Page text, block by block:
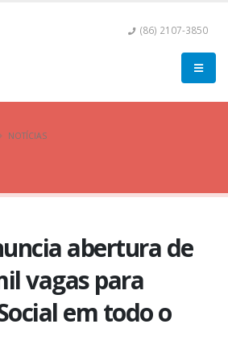
(86) 2107-3850
NOTÍCIAS
abertura de
vagas para
em todo o